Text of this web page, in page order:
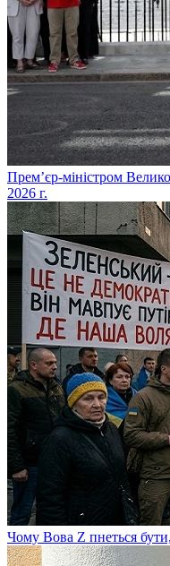
​Прем’єр-міністром
2026 г.
​Чому Вова Z пнеться